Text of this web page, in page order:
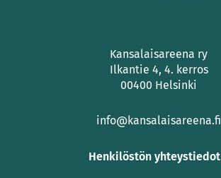
Kansalaisareena ry
Ilkantie 4, 4. kerros
00400 Helsinki
info@kansalaisareena.fi
Henkilöstön yhteystiedot